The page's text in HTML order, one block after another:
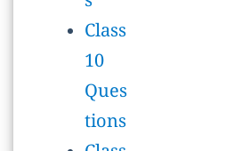
Class
10
Samp
le
Pape